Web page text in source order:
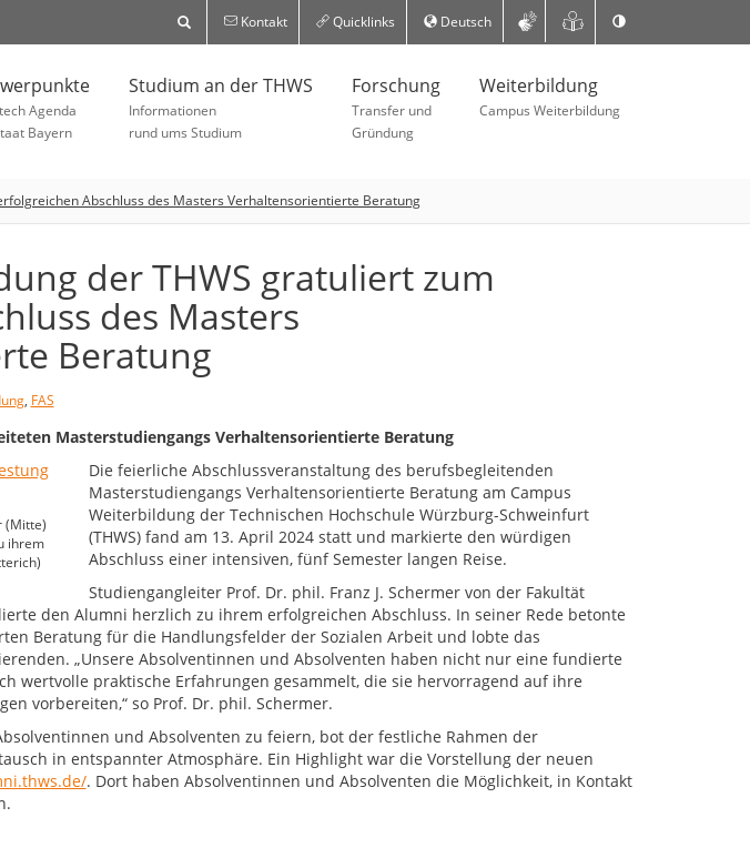
Kontakt Quicklinks Deutsch
Agenda
Bayern
Studium an der THWS
Informationen
rund ums Studium
Forschung
Transfer und
Gründung
Weiterbildung
Campus Weiterbildung
Abschluss des Masters Verhaltensorientierte Beratung
der THWS gratuliert zum
des Masters
Beratung
, FAS
Masterstudiengangs Verhaltensorientierte Beratung
(Mitte)
ihrem
Die feierliche Abschlussveranstaltung des berufsbegleitenden
Masterstudiengangs Verhaltensorientierte Beratung am Campus
Weiterbildung der Technischen Hochschule Würzburg-Schweinfurt
(THWS) fand am 13. April 2024 statt und markierte den würdigen
Abschluss einer intensiven, fünf Semester langen Reise.
Studiengangleiter Prof. Dr. phil. Franz J. Schermer von der Fakultät
den Alumni herzlich zu ihrem erfolgreichen Abschluss. In seiner Rede betonte
Beratung für die Handlungsfelder der Sozialen Arbeit und lobte das
„Unsere Absolventinnen und Absolventen haben nicht nur eine fundierte
wertvolle praktische Erfahrungen gesammelt, die sie hervorragend auf ihre
vorbereiten,“ so Prof. Dr. phil. Schermer.
und Absolventen zu feiern, bot der festliche Rahmen der
in entspannter Atmosphäre. Ein Highlight war die Vorstellung der neuen
. Dort haben Absolventinnen und Absolventen die Möglichkeit, in Kontakt